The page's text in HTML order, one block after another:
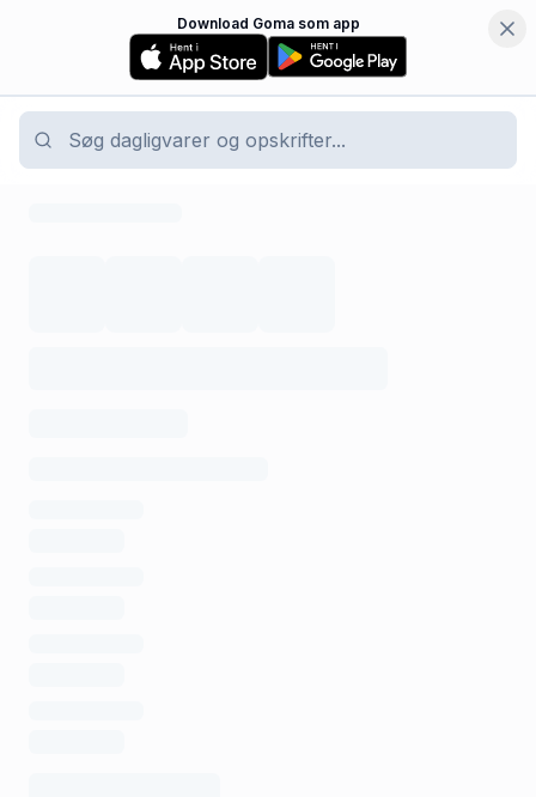
Download Goma som app